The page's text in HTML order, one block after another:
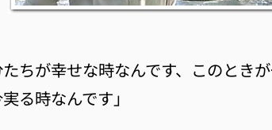
たちが幸せな時なんです、このとき
る時なんです」